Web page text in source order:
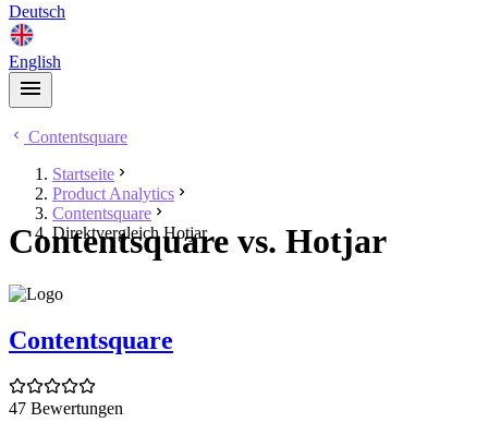
Deutsch
English
Contentsquare
Startseite
Product Analytics
Contentsquare
Direktvergleich Hotjar
Contentsquare vs. Hotjar
Contentsquare
47 Bewertungen